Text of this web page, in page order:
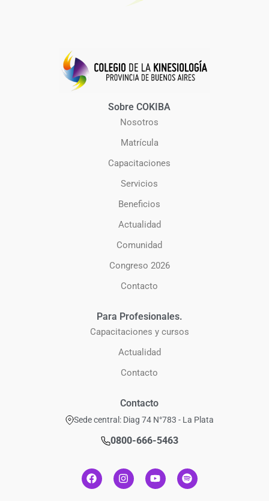
Sobre COKIBA
Nosotros
Matrícula
Capacitaciones
Servicios
Beneficios
Actualidad
Comunidad
Congreso 2026
Contacto
Para Profesionales.
Capacitaciones y cursos
Actualidad
Contacto
Contacto
Sede central: Diag 74 N°783 - La Plata
0800-666-5463